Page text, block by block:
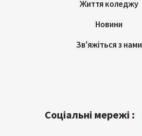
Життя коледжу
Новини
Зв'яжіться з нами
Соціальні мережі :